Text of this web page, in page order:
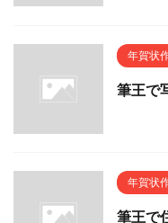
年賀状
筆王で
年賀状
筆王で